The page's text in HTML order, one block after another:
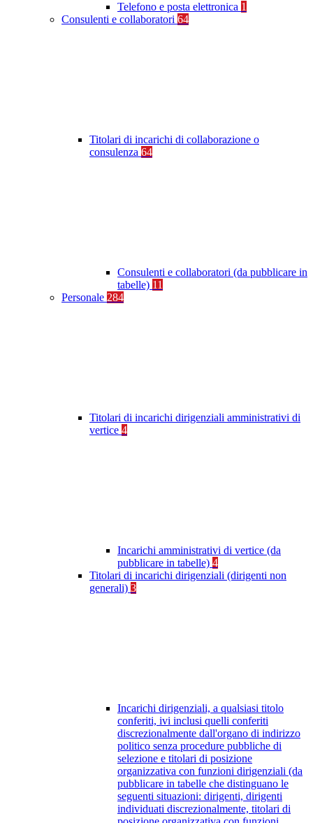
Telefono e posta elettronica 1
Consulenti e collaboratori 64
Titolari di incarichi di collaborazione o
consulenza 64
Consulenti e collaboratori (da pubblicare in
tabelle) 11
Personale 284
Titolari di incarichi dirigenziali amministrativi di
vertice 4
Incarichi amministrativi di vertice (da
pubblicare in tabelle) 4
Titolari di incarichi dirigenziali (dirigenti non
generali) 3
Incarichi dirigenziali, a qualsiasi titolo
conferiti, ivi inclusi quelli conferiti
discrezionalmente dall'organo di indirizzo
politico senza procedure pubbliche di
selezione e titolari di posizione
organizzativa con funzioni dirigenziali (da
pubblicare in tabelle che distinguano le
seguenti situazioni: dirigenti, dirigenti
individuati discrezionalmente, titolari di